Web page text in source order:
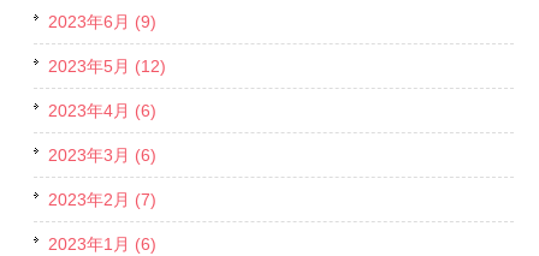
2023年6月 (9)
2023年5月 (12)
2023年4月 (6)
2023年3月 (6)
2023年2月 (7)
2023年1月 (6)